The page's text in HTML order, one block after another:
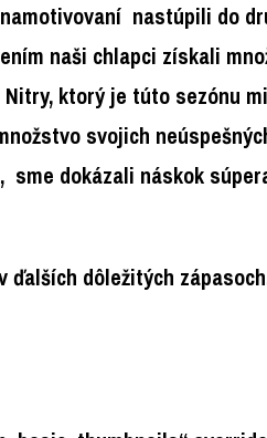
nastúpili do
naši chlapci získali
ktorý je túto sezónu
svojich
dokázali náskok
ďalších dôležitých